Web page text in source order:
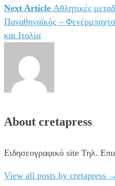
άρθρων
Next Article Αθλητικές
Παναθηναϊκός –
και Ιταλία
About cretapress
Ειδησεογραφικό site Τηλ.
View all posts by cretapress